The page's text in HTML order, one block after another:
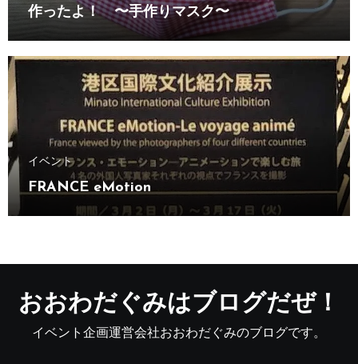
作ったよ！ 〜手作りマスク〜
イベント
FRANCE eMotion
おおわだぐみはブログだぜ！
イベント企画運営会社おおわだぐみのブログです。